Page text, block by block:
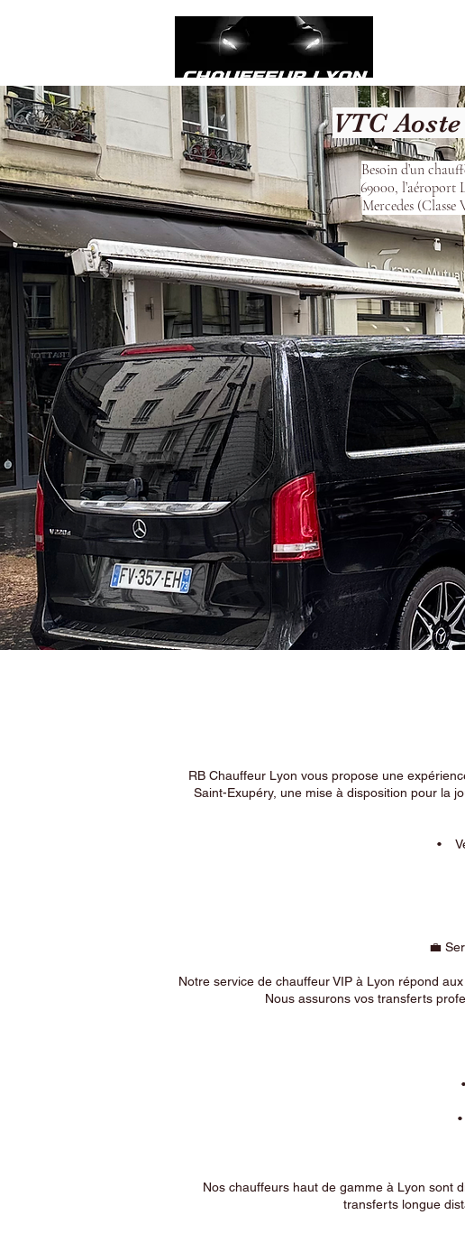
VTC
Besoin d’un
69000, l’aéroport
Mercedes
RB Chauffeur Lyon vous propose une
Saint-Exupéry, une mise à disposition pour la
•
💼
Notre service de chauffeur VIP à Lyon répond
Nous assurons vos transferts
•
•
Nos chauffeurs haut de gamme à Lyon sont
transferts longue